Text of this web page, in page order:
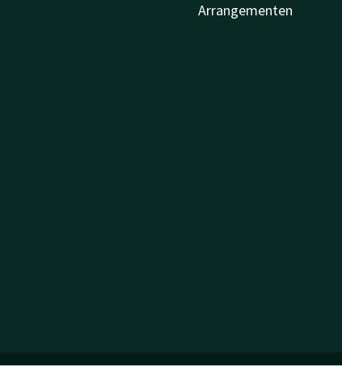
Arrangementen